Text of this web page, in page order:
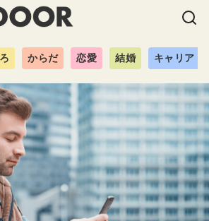
からだ 恋愛 結婚 キャリア